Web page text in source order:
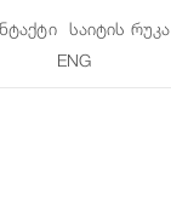
საიტის რუკა
ENG